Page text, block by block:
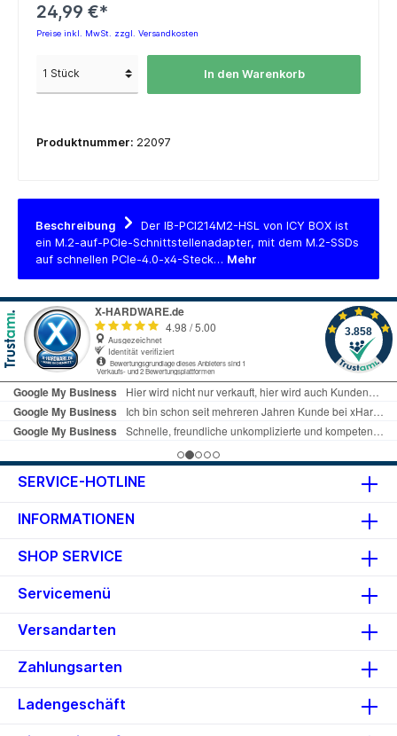
24,99 €*
Preise inkl. MwSt. zzgl. Versandkosten
In den Warenkorb
Produktnummer: 22097
Beschreibung
Der IB-PCI214M2-HSL von ICY BOX ist
ein M.2-auf-PCIe-Schnittstellenadapter, mit dem M.2-SSDs
auf schnellen PCIe-4.0-x4-Steck… Mehr
SERVICE-HOTLINE
INFORMATIONEN
SHOP SERVICE
Servicemenü
Versandarten
Zahlungsarten
Ladengeschäft